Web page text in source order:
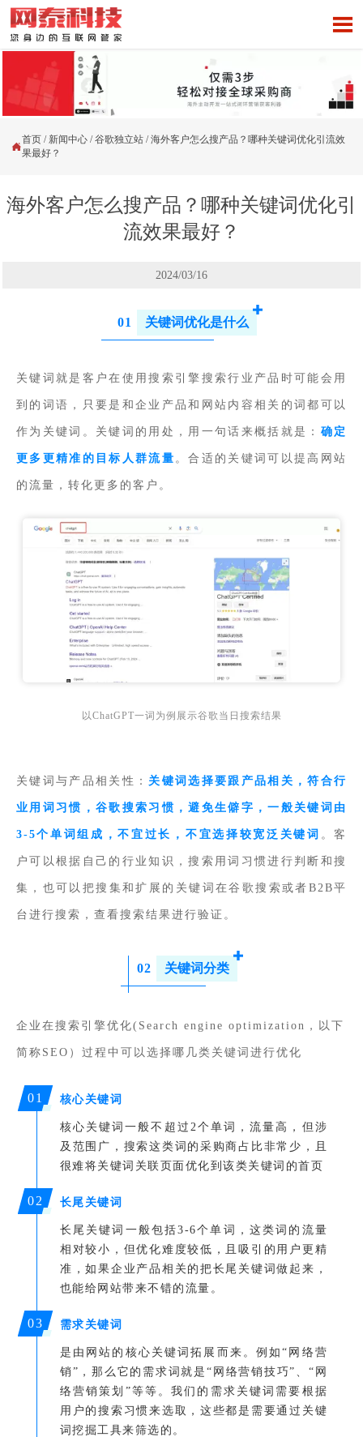


首页 / 新闻中心 /谷歌独立站 /海外客户怎么搜产品？哪种关键词优化引流效
果最好？
海外客户怎么搜产品？哪种关键词优化引
流效果最好？
2024/03/16
01 关键词优化是什么
关键词就是客户在使用搜索引擎搜索行业产品时可能会用
到的词语，只要是和企业产品和网站内容相关的词都可以
作为关键词。 关键词的用处，用一句话来概括就是： 确定
更多更精准的目标人群流量 。合适的关键词可以提高网站
的流量，转化更多的客户。
以ChatGPT一词为例展示谷歌当日搜索结果
关键词与产品相关性： 关键词选择要跟产品相关，符合行
业用词习惯，谷歌搜索习惯，避免生僻字，一般关键词由
3-5个单词组成，不宜过长，不宜选择较宽泛关键词 。客
户可以根据自己的行业知识，搜索用词习惯进行判断和搜
集，也可以把搜集和扩展的关键词在谷歌搜索或者B2B平
台进行搜索，查看搜索结果进行验证。
02 关键词分类
企业在搜索引擎优化(Search engine optimization，以下
简称SEO）过程中可以选择哪几类关键词进行优化
01 核心关键词
核心关键词一般不超过2个单词，流量高，但涉
及范围广，搜索这类词的采购商占比非常少，且
很难将关键词关联页面优化到该类关键词的首页
02 长尾关键词
长尾关键词一般包括3-6个单词，这类词的流量
相对较小，但优化难度较低，且吸引的用户更精
准，如果企业产品相关的把长尾关键词做起来，
也能给网站带来不错的流量。
03 需求关键词
是由网站的核心关键词拓展而来。例如“网络营
销”，那么它的需求词就是“网络营销技巧”、“网
络营销策划”等等。我们的需求关键词需要根据
用户的搜索习惯来选取，这些都是需要通过关键
词挖掘工具来筛选的。